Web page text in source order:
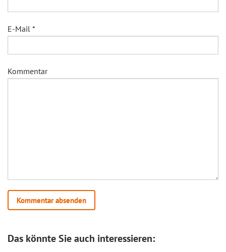
E-Mail *
Kommentar
Das könnte Sie auch interessieren: